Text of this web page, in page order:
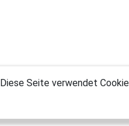
Diese Seite verwendet